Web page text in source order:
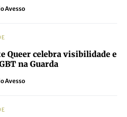
Avesso
Queer celebra visibilidade e
na Guarda
Avesso